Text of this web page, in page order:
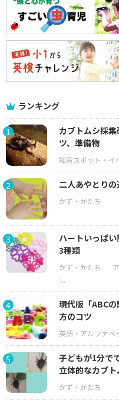
ランキング
1
カブトムシ採
ツ、準備物
2 二人あやとり
3
ハートいっぱ
3種類
4
現代版「ABC
方のコツ
5
子どもが1分で
立体的なカブ